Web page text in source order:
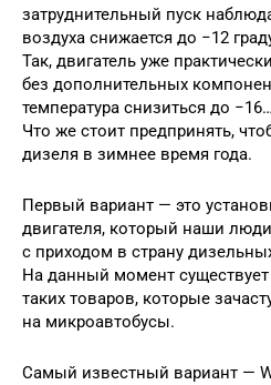
затруднительный пуск
воздуха снижается до −12
Так, двигатель уже
без дополнительных
температура снизиться до
Что же стоит предпринять,
дизеля в зимнее время года.
Первый вариант — это
двигателя, который наши
с приходом в страну
На данный момент
таких товаров, которые
на микроавтобусы.
Самый известный вариант —